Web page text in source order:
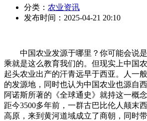
分类： 农业资讯
发布时间： 2025-04-21 20:10
中国农业发源于哪里？你可能会说是
乘就是这么教育我们的。但现实上中国
起头农业出产的汗青远早于西亚。人一
的发源地，同时也认为中国农业也源自
阿诺斯所著的《全球通史》就持这一概
距今3500多年前，一群古巴比伦人颠末
高原，来到黄河道域成立了商朝，同时